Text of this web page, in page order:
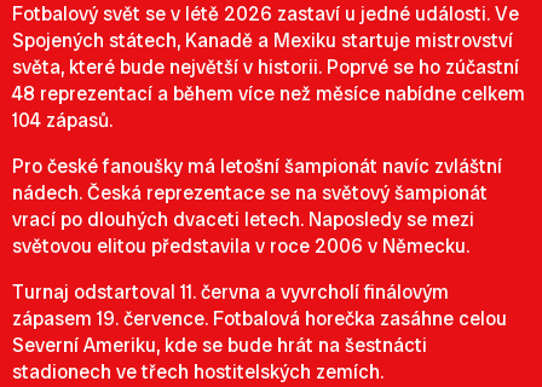
Fotbalový svět se v létě 2026 zastaví u jedné události. Ve
Spojených státech, Kanadě a Mexiku startuje mistrovství
světa, které bude největší v historii. Poprvé se ho zúčastní
48 reprezentací a během více než měsíce nabídne celkem
104 zápasů.
Pro české fanoušky má letošní šampionát navíc zvláštní
nádech. Česká reprezentace se na světový šampionát
vrací po dlouhých dvaceti letech. Naposledy se mezi
světovou elitou představila v roce 2006 v Německu.
Turnaj odstartoval 11. června a vyvrcholí finálovým
zápasem 19. července. Fotbalová horečka zasáhne celou
Severní Ameriku, kde se bude hrát na šestnácti
stadionech ve třech hostitelských zemích.